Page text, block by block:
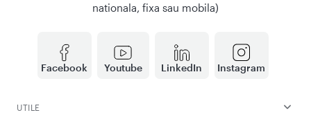
Facebook Youtube LinkedIn Instagram
nationala, fixa sau mobila)
UTILE